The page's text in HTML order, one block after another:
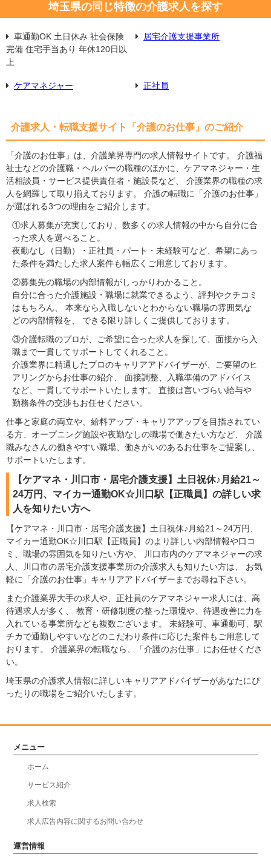
埼玉県の同じ特徴の介護求人を探す
車通勤OK 土日休み 社会保険
完備 住宅手当あり 年休120日以
上
居宅介護支援事業所
ケアマネジャー 正社員
介護求人・転職支援サイト「介護のお仕事」のご紹介
「介護のお仕事」は、介護業界専門の求人情報サイトです。 介護福
祉士などの介護職・ヘルパーの職種のほかに、ケアマネジャー・生
活相談員・サービス提供責任者・施設長など、 介護業界の職種の求
人を網羅して取り揃えております。 介護の転職に「介護のお仕事」
が選ばれる3つの理由をご紹介します。
①求人募集が充実しており、数多くの求人情報の中から自分に合
った求人を選べること。
夜勤なし（日勤）・正社員・パート・未経験可など、希望にあっ
た条件を満たした求人案件も幅広くご用意しております。
②募集先の職場の内部情報がしっかりわかること。
自分に合った介護施設・職場に就業できるよう、評判やクチコミ
はもちろん、 本来なら入職しないとわからない職場の雰囲気な
どの内部情報を、 できる限り詳しくご提供しております。
③介護転職のプロが、ご希望に合った求人を探して、面接から入
職まで一貫してサポートしてくれること。
介護業界に精通したプロのキャリアアドバイザーが、ご要望のヒ
アリングからお仕事の紹介、 面接調整、入職準備のアドバイス
など、一貫してサポートいたします。 直接は言いづらい給与や
勤務条件の交渉もお任せください。
仕事と家庭の両立や、給料アップ・キャリアアップを目指されてい
る方、オープニング施設や夜勤なしの職場で働きたい方など、 介護
職みなさんの働きやすい職場、働きがいのあるお仕事をご提案し、
サポートいたします。
【ケアマネ・川口市・居宅介護支援】土日祝休♪月給21～
24万円、マイカー通勤OK☆川口駅【正職員】の詳しい求
人を知りたい方へ
【ケアマネ・川口市・居宅介護支援】土日祝休♪月給21～24万円、
マイカー通勤OK☆川口駅【正職員】のより詳しい内部情報や口コ
ミ、職場の雰囲気を知りたい方や、 川口市内のケアマネジャーの求
人、川口市の居宅介護支援事業所の介護求人も知りたい方は、 お気
軽に「介護のお仕事」キャリアアドバイザーまでお尋ね下さい。
また介護業界大手の求人や、正社員のケアマネジャー求人には、高
待遇求人が多く、 教育・研修制度の整った環境や、待遇改善に力を
入れている事業所なども複数ございます。 未経験可、車通勤可、駅
チカで通勤しやすいなどのこだわり条件に応じた案件もご用意して
おります。 介護業界の転職なら、「介護のお仕事」にお任せくださ
い。
埼玉県の介護求人情報に詳しいキャリアアドバイザーがあなたにぴ
ったりの職場をご紹介いたします。
メニュー
ホーム
サービス紹介
求人検索
求人広告内容に関するお問い合わせ
運営情報